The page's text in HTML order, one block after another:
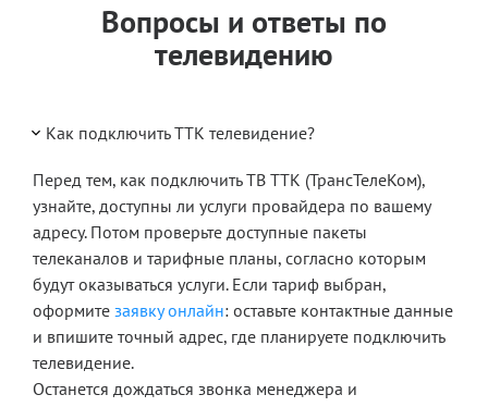
Вопросы и ответы по
телевидению
Как подключить ТТК телевидение?
Перед тем, как подключить ТВ ТТК (ТрансТелеКом),
узнайте, доступны ли услуги провайдера по вашему
адресу. Потом проверьте доступные пакеты
телеканалов и тарифные планы, согласно которым
будут оказываться услуги. Если тариф выбран,
оформите заявку онлайн: оставьте контактные данные
и впишите точный адрес, где планируете подключить
телевидение.
Останется дождаться звонка менеджера и